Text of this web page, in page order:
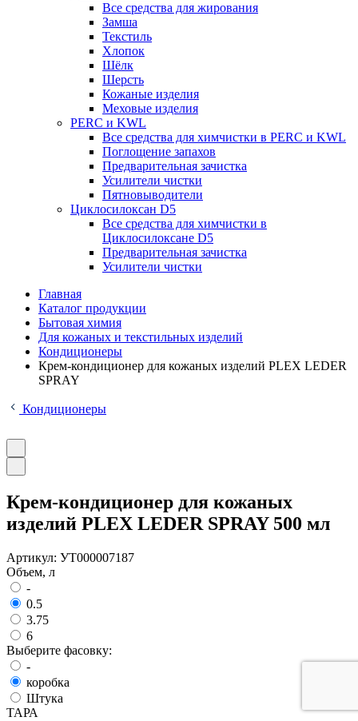
Все средства для жирования
Замша
Текстиль
Хлопок
Шёлк
Шерсть
Кожаные изделия
Меховые изделия
PERC и KWL
Все средства для химчистки в PERC и KWL
Поглощение запахов
Предварительная зачистка
Усилители чистки
Пятновыводители
Циклосилоксан D5
Все средства для химчистки в
Циклосилоксане D5
Предварительная зачистка
Усилители чистки
Главная
Каталог продукции
Бытовая химия
Для кожаных и текстильных изделий
Кондиционеры
Крем-кондиционер для кожаных изделий PLEX LEDER
SPRAY
Кондиционеры
Крем-кондиционер для кожаных
изделий PLEX LEDER SPRAY 500 мл
Артикул: УТ000007187
Объем, л
-
0.5
3.75
6
Выберите фасовку:
-
коробка
Штука
ТАРА